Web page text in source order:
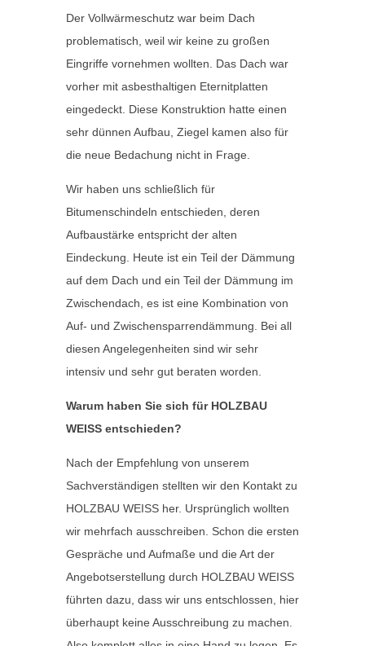
Der Vollwärmeschutz war beim Dach
problematisch, weil wir keine zu großen
Eingriffe vornehmen wollten. Das Dach war
vorher mit asbesthaltigen Eternitplatten
eingedeckt. Diese Konstruktion hatte einen
sehr dünnen Aufbau, Ziegel kamen also für
die neue Bedachung nicht in Frage.
Wir haben uns schließlich für
Bitumenschindeln entschieden, deren
Aufbaustärke entspricht der alten
Eindeckung. Heute ist ein Teil der Dämmung
auf dem Dach und ein Teil der Dämmung im
Zwischendach, es ist eine Kombination von
Auf- und Zwischensparrendämmung. Bei all
diesen Angelegenheiten sind wir sehr
intensiv und sehr gut beraten worden.
Warum haben Sie sich für HOLZBAU
WEISS entschieden?
Nach der Empfehlung von unserem
Sachverständigen stellten wir den Kontakt zu
HOLZBAU WEISS her. Ursprünglich wollten
wir mehrfach ausschreiben. Schon die ersten
Gespräche und Aufmaße und die Art der
Angebotserstellung durch HOLZBAU WEISS
führten dazu, dass wir uns entschlossen, hier
überhaupt keine Ausschreibung zu machen.